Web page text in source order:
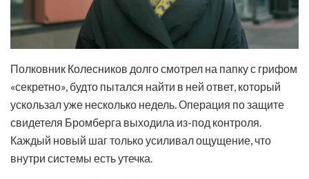
Полковник Колесников долго смотрел на папку с грифом
«секретно», будто пытался найти в ней ответ, который
ускользал уже несколько недель. Операция по защите
свидетеля Бромберга выходила из-под контроля.
Каждый новый шаг только усиливал ощущение, что
внутри системы есть утечка.